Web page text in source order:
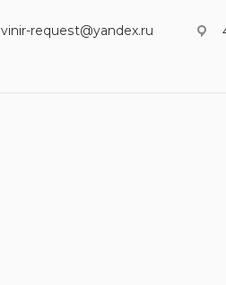
vinir-request@yandex.ru